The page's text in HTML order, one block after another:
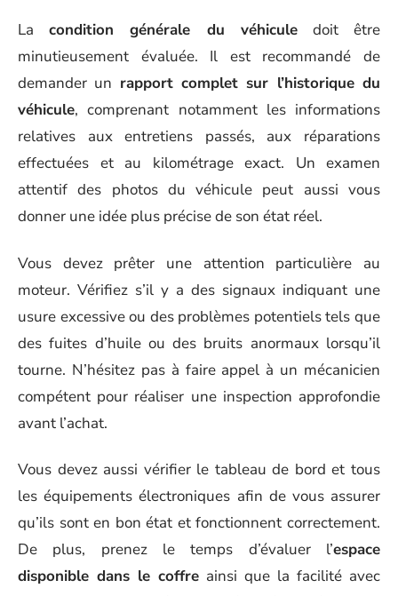
Lacondition générale du véhiculedoit être
minutieusement évaluée. Il est recommandé de
demander un rapport complet sur l’historique du
véhicule, comprenant notamment les informations
relatives aux entretiens passés, aux réparations
effectuées et au kilométrage exact. Un examen
attentif des photos du véhicule peut aussi vous
donner une idée plus précise de son état réel.
Vous devez prêter une attention particulière au
moteur. Vérifiez s’il y a des signaux indiquant une
usure excessive ou des problèmes potentiels tels que
des fuites d’huile ou des bruits anormaux lorsqu’il
tourne. N’hésitez pas à faire appel à un mécanicien
compétent pour réaliser une inspection approfondie
avant l’achat.
Vous devez aussi vérifier le tableau de bord et tous
les équipements électroniques afin de vous assurer
qu’ils sont en bon état et fonctionnent correctement.
De plus, prenez le temps d’évaluer l’espace
disponible dans le coffre ainsi que la facilité avec